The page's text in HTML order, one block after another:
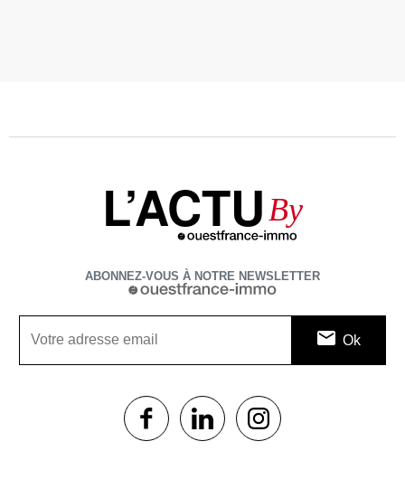
L’ACTU By
ABONNEZ-VOUS À NOTRE NEWSLETTER
1$s 1$s